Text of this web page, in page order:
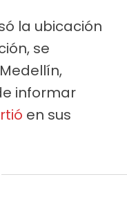
la ubicación
se
informar
en sus